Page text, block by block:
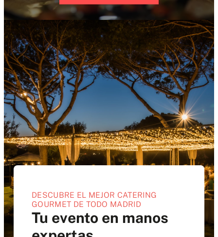
DESCUBRE EL MEJOR CATERING
GOURMET DE TODO MADRID
Tu evento en manos